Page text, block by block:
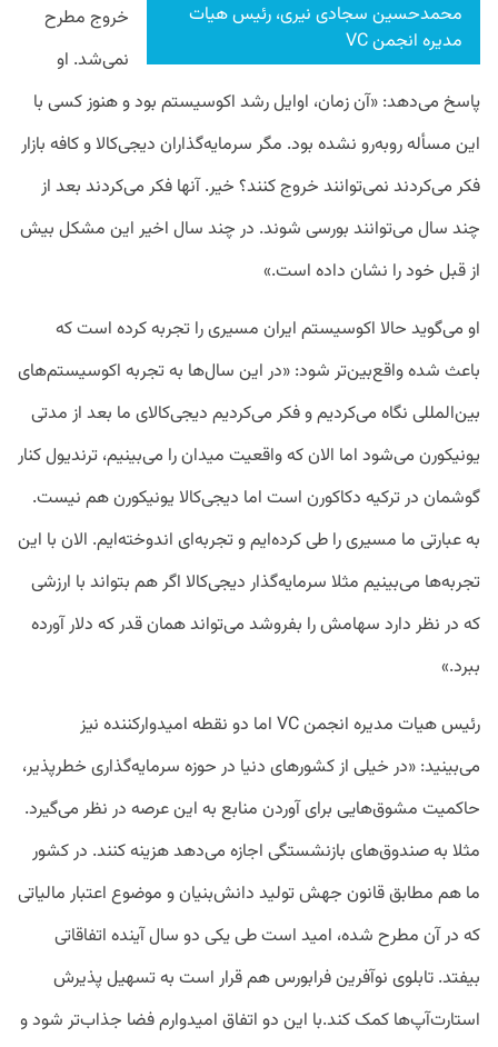
محمدحسین سجادی نیری، رئیس هیات
مدیره انجمن VC
خروج مطرح
نمی‌شد. او
پاسخ می‌دهد: «آن زمان، اوایل رشد اکوسیستم بود و هنوز کسی با
این مسأله روبه‌رو نشده بود. مگر سرمایه‌گذاران دیجی‌کالا و کافه بازار
فکر می‌کردند نمی‌توانند خروج کنند؟ خیر. آنها فکر می‌کردند بعد از
چند سال می‌توانند بورسی شوند. در چند سال اخیر این مشکل بیش
از قبل خود را نشان داده است.»
او می‌گوید حالا اکوسیستم ایران مسیری را تجربه کرده است که
باعث شده واقع‌بین‌تر شود: «در این سال‌ها به تجربه اکوسیستم‌های
بین‌المللی نگاه می‌کردیم و فکر می‌کردیم دیجی‌کالای ما بعد از مدتی
یونیکورن می‌شود اما الان که واقعیت میدان را می‌بینیم، ترندیول کنار
گوشمان در ترکیه دکاکورن است اما دیجی‌کالا یونیکورن هم نیست.
به عبارتی ما مسیری را طی کرده‌ایم و تجربه‌ای اندوخته‌ایم. الان با این
تجربه‌ها می‌بینیم مثلا سرمایه‌گذار دیجی‌کالا اگر هم بتواند با ارزشی
که در نظر دارد سهامش را بفروشد می‌تواند همان قدر که دلار آورده
ببرد.»
رئیس هیات مدیره انجمن VC اما دو نقطه امیدوارکننده نیز
می‌بینید: «در خیلی از کشورهای دنیا در حوزه سرمایه‌گذاری خطرپذیر،
حاکمیت مشوق‌هایی برای آوردن منابع به این عرصه در نظر می‌گیرد.
مثلا به صندوق‌های بازنشستگی اجازه می‌دهد هزینه کنند. در کشور
ما هم مطابق قانون جهش تولید دانش‌بنیان و موضوع اعتبار مالیاتی
که در آن مطرح شده، امید است طی یکی دو سال آینده اتفاقاتی
بیفتد. تابلوی نوآفرین فرابورس هم قرار است به تسهیل پذیرش
استارت‌آپ‌ها کمک کند.با این دو اتفاق امیدوارم فضا جذاب‌تر شود و